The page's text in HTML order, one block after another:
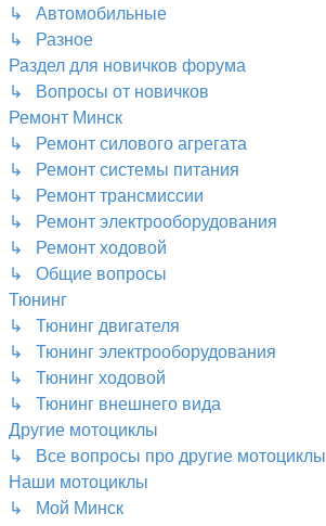
↳ Автомобильные
↳ Разное
Раздел для новичков форума
↳ Вопросы от новичков
Ремонт Минск
↳ Ремонт силового агрегата
↳ Ремонт системы питания
↳ Ремонт трансмиссии
↳ Ремонт электрооборудования
↳ Ремонт ходовой
↳ Общие вопросы
Тюнинг
↳ Тюнинг двигателя
↳ Тюнинг электрооборудования
↳ Тюнинг ходовой
↳ Тюнинг внешнего вида
Другие мотоциклы
↳ Все вопросы про другие мотоциклы
Наши мотоциклы
↳ Мой Минск